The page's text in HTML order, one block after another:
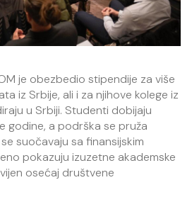
je obezbedio stipendije za više
iz Srbije, ali i za njihove kolege iz
u Srbiji. Studenti dobijaju
godine, a podrška se pruža
suočavaju sa finansijskim
pokazuju izuzetne akademske
osećaj društvene